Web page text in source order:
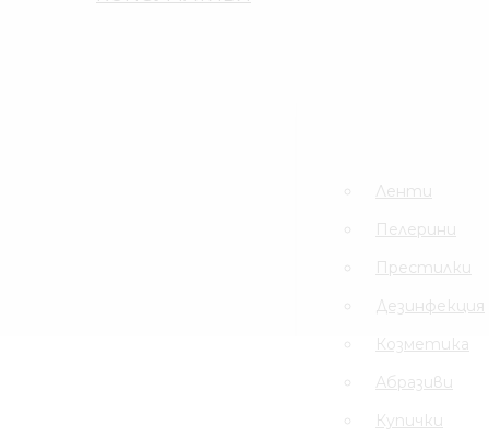
Дезинфекция
Еднократни
Ръкавици
Ел Уреди
Кърпи
Четки
Ленти
Пелерини
Престилки
Дезинфекция
Козметика
Абразиви
Купички